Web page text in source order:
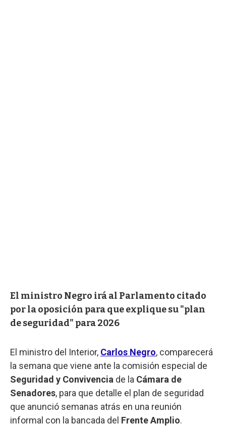
El ministro Negro irá al Parlamento citado
por la oposición para que explique su "plan
de seguridad" para 2026
El ministro del Interior, Carlos Negro, comparecerá
la semana que viene ante la comisión especial de
Seguridad y Convivencia de la Cámara de
Senadores, para que detalle el plan de seguridad
que anunció semanas atrás en una reunión
informal con la bancada del Frente Amplio.